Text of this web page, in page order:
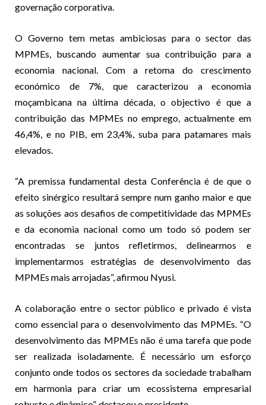
governação corporativa.
O Governo tem metas ambiciosas para o sector das
MPMEs, buscando aumentar sua contribuição para a
economia nacional. Com a retoma do crescimento
económico de 7%, que caracterizou a economia
moçambicana na última década, o objectivo é que a
contribuição das MPMEs no emprego, actualmente em
46,4%, e no PIB, em 23,4%, suba para patamares mais
elevados.
“A premissa fundamental desta Conferência é de que o
efeito sinérgico resultará sempre num ganho maior e que
as soluções aos desafios de competitividade das MPMEs
e da economia nacional como um todo só podem ser
encontradas se juntos refletirmos, delinearmos e
implementarmos estratégias de desenvolvimento das
MPMEs mais arrojadas”, afirmou Nyusi.
A colaboração entre o sector público e privado é vista
como essencial para o desenvolvimento das MPMEs. “O
desenvolvimento das MPMEs não é uma tarefa que pode
ser realizada isoladamente. É necessário um esforço
conjunto onde todos os sectores da sociedade trabalham
em harmonia para criar um ecossistema empresarial